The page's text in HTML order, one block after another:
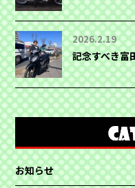
2026.2.19
記念すべき富
お知らせ